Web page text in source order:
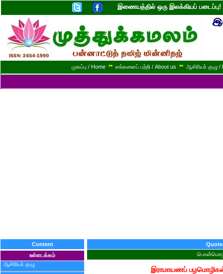
இணையத்தில் ஒரு இலக்கியப்
முகப்பு / Home ** எங்களைப் பற்றி / About us ** ஆசிரியர் குழு
Content
உள்ளடக்கம்
ஆசிரியர் குழு
இராமாயணப்